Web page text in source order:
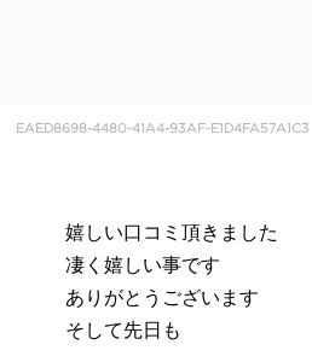
EAED8698-4480-41A4-93AF-E1D4FA57A1C3
嬉しい口コミ頂きました
凄く嬉しい事です
ありがとうございます
そして先日も